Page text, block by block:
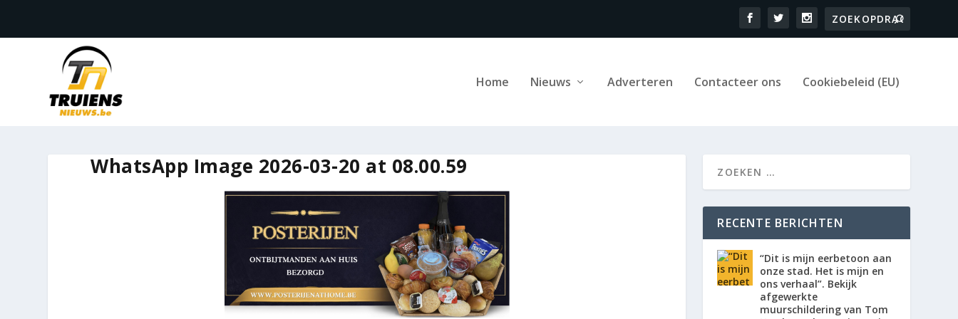
Home Nieuws Adverteren Contacteer ons Cookiebeleid (EU)
WhatsApp Image 2026-03-20 at 08.00.59
RECENTE BERICHTEN
“Dit is mijn eerbetoon aan
onze stad. Het is mijn en
ons verhaal”. Bekijk
afgewerkte
muurschildering van Tom